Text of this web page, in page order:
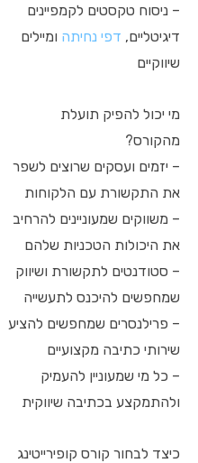
– ניסוח טקסטים לקמפיינים
דיגיטליים, דפי נחיתה ומיילים
שיווקיים
מי יכול להפיק תועלת
מהקורס?
– יזמים ועסקים שרוצים לשפר
את התקשורת עם הלקוחות
– משווקים שמעוניינים להרחיב
את היכולות הטכניות שלהם
– סטודנטים לתקשורת ושיווק
שמחפשים להיכנס לתעשייה
– פרילנסרים שמחפשים להציע
שירותי כתיבה מקצועיים
– כל מי שמעוניין להעמיק
ולהתמקצע בכתיבה שיווקית
כיצד לבחור קורס קופירייטינג